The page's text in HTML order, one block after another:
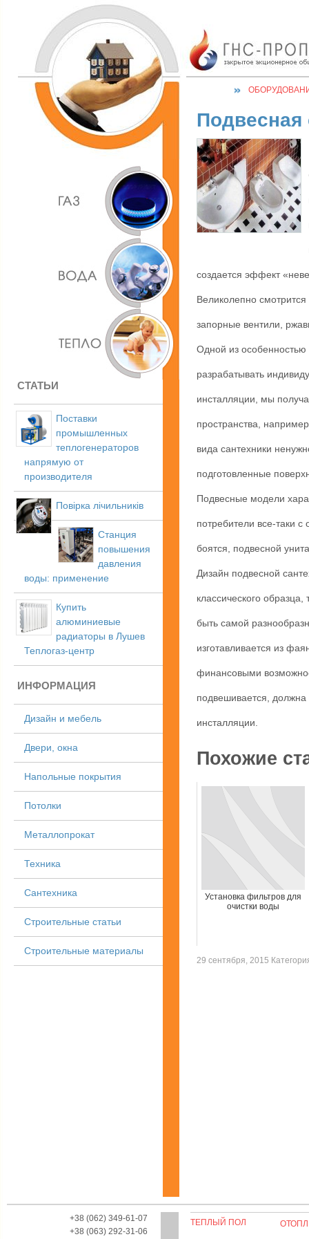
СТАТЬИ
Поставки
промышленных
теплогенераторов
напрямую от
производителя
Повірка лічильників
Станция
повышения
давления
воды: применение
Купить
алюминиевые
радиаторы в Лушев
Теплогаз-центр
ИНФОРМАЦИЯ
Дизайн и мебель
Двери, окна
Напольные покрытия
Потолки
Металлопрокат
Техника
Сантехника
Строительные статьи
Строительные материалы
Подвесная
создается эффект
Великолепно
запорные вентили,
Одной из особенностью
разрабатывать
инсталляции, мы
пространства,
вида сантехники
подготовленные
Подвесные модели
потребители все-таки с
боятся, подвесной
Дизайн подвесной
классического
быть самой
изготавливается из
финансовыми
подвешивается, должна
инсталляции.
Похожие
Установка фильтров для
очистки воды
29 сентября, 2015
+38 (062) 349-61-07
+38 (063) 292-31-06
ТЕПЛЫЙ ПОЛ